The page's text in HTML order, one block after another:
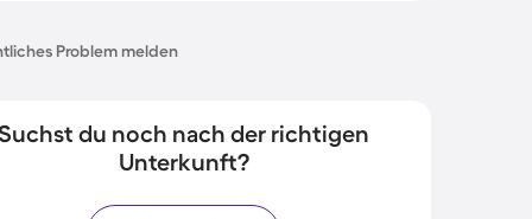
Problem melden
du noch nach der richtigen
Unterkunft?